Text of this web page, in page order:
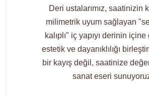
Deri ustalarımız, saatinizin
milimetrik uyum sağlayan
kalıplı" iç yapıyı derinin
estetik ve dayanıklılığı
bir kayış değil, saatinize
sanat eseri